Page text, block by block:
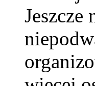
Jeszcze